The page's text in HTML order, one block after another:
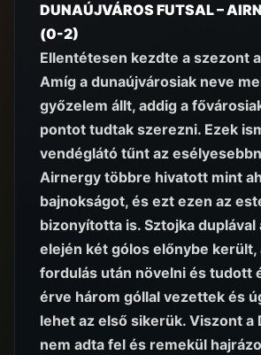
DUNAÚJVÁROS FUTSAL –
(0-2)
Ellentétesen kezdte a szezont
Amíg a dunaújvárosiak neve
győzelem állt, addig a
pontot tudtak szerezni. Ezek
vendéglátó tűnt az
Airnergy többre hivatott mint
bajnokságot, és ezt ezen az
bizonyította is. Sztojka duplával
elején két gólos előnybe került,
fordulás után növelni és tudott
érve három góllal vezettek és
lehet az első sikerük. Viszont a
nem adta fel és remekül